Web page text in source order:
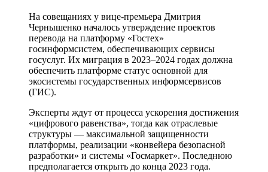
На совещаниях у вице-премьера Дмитрия
Чернышенко началось утверждение проектов
перевода на платформу «Гостех»
госинформсистем, обеспечивающих сервисы
госуслуг. Их миграция в 2023–2024 годах должна
обеспечить платформе статус основной для
экосистемы государственных информсервисов
(ГИС).
Эксперты ждут от процесса ускорения достижения
«цифрового равенства», тогда как отраслевые
структуры — максимальной защищенности
платформы, реализации «конвейера безопасной
разработки» и системы «Госмаркет». Последнюю
предполагается открыть до конца 2023 года.